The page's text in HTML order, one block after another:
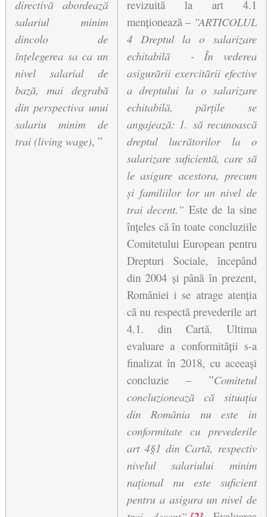
directivă abordează
salariul minim
dincolo de
înțelegerea sa ca un
nivel salarial de
bază, mai degrabă
din perspectiva unui
salariu minim de
trai (living wage), ”
revizuită la art 4.1
menționează – ”ARTICOLUL
4 Dreptul la o salarizare
echitabilă  - În vederea
asigurării exercitării efective
a dreptului la o salarizare
echitabilă, părțile se
angajează: 1. să recunoască
dreptul lucrătorilor la o
salarizare suficientă, care să
le asigure acestora, precum
și familiilor lor un nivel de
trai decent.” Este de la sine
înțeles că în toate concluziile
Comitetului European pentru
Drepturi Sociale, începând
din 2004 și până în prezent,
României i se atrage atenția
că nu respectă prevederile art
4.1. din Cartă. Ultima
evaluare a conformității s-a
finalizat în 2018, cu aceeași
concluzie – ”Comitetul
concluzionează că situația
din România nu este in
conformitate cu prevederile
art 4§1 din Cartă, respectiv
nivelul salariului minim
național nu este suficient
pentru a asigura un nivel de